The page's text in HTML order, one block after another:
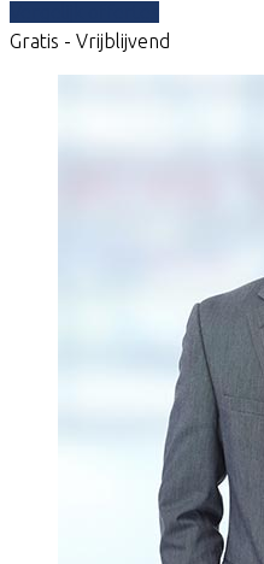
Gratis - Vrijblijvend